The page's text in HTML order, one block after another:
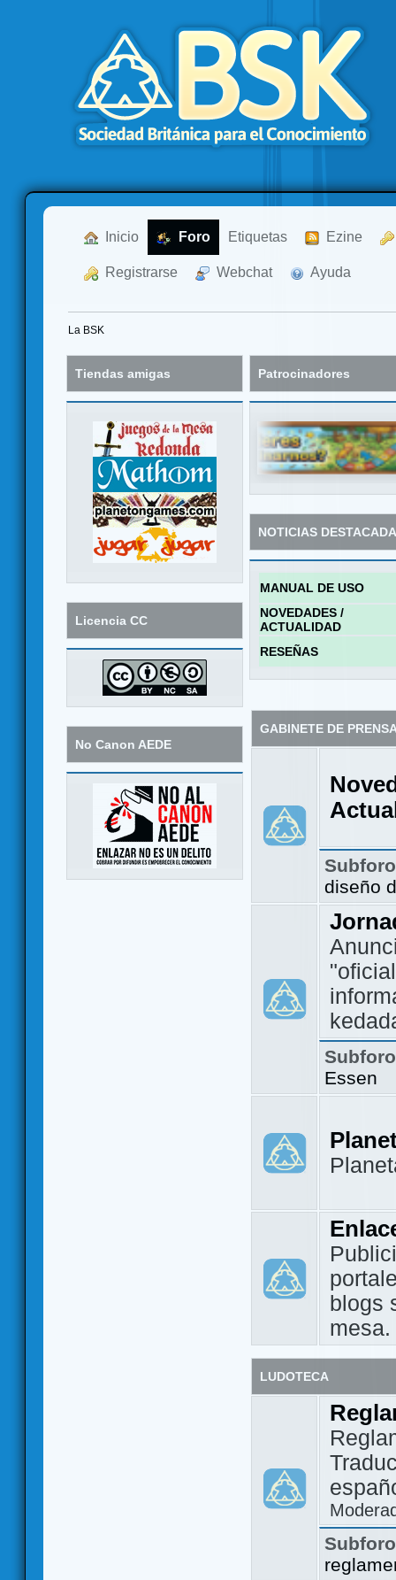
Inicio Foro Etiquetas Ezine
Registrarse Webchat Ayuda
La BSK
Tiendas amigas
Licencia CC
No Canon AEDE
Patrocinadores
NOTICIAS
MANUAL DE USO
NOVEDADES /
ACTUALIDAD
RESEÑAS
GABINETE DE
diseño
Essen
blogs
mesa.
LUDOTECA